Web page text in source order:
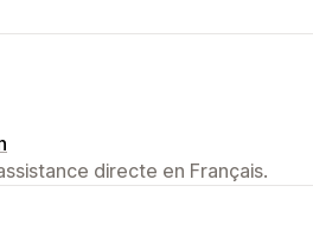
directe en Français.